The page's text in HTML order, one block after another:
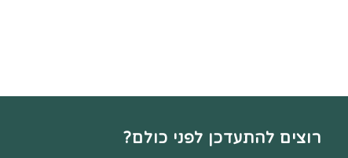
רוצים להתעדכן לפני כולם?